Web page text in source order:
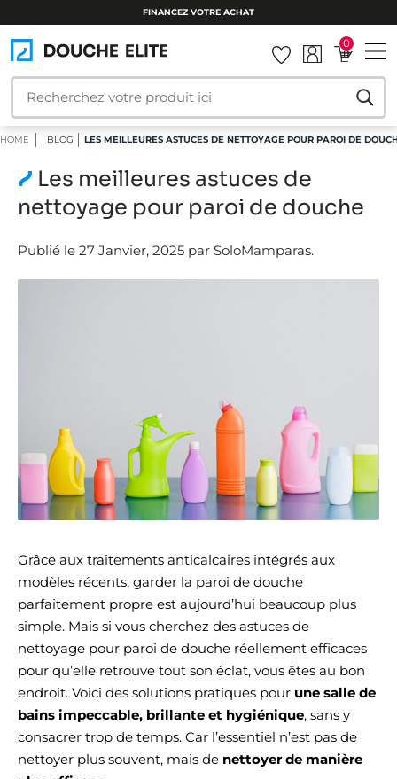
FINANCEZ VOTRE ACHAT
0
HOME BLOG LES MEILLEURES ASTUCES DE NETTOYAGE POUR PAROI DE
Les meilleures astuces de
nettoyage pour paroi de douche
Publié le 27 Janvier, 2025 par SoloMamparas.
Grâce aux traitements anticalcaires intégrés aux
modèles récents, garder la paroi de douche
parfaitement propre est aujourd’hui beaucoup plus
simple. Mais si vous cherchez des astuces de
nettoyage pour paroi de douche réellement efficaces
pour qu’elle retrouve tout son éclat, vous êtes au bon
endroit. Voici des solutions pratiques pour une salle de
bains impeccable, brillante et hygiénique, sans y
consacrer trop de temps. Car l’essentiel n’est pas de
nettoyer plus souvent, mais de nettoyer de manière